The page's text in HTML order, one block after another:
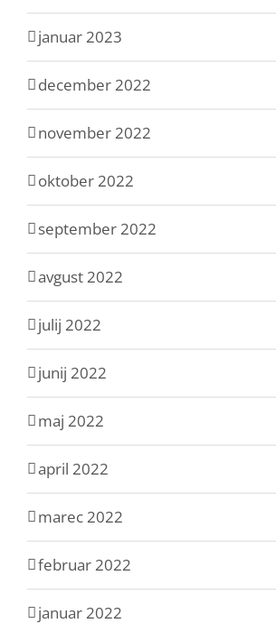
januar 2023
december 2022
november 2022
oktober 2022
september 2022
avgust 2022
julij 2022
junij 2022
maj 2022
april 2022
marec 2022
februar 2022
januar 2022